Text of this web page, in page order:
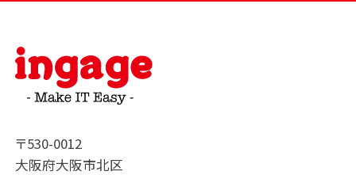
〒530-0012
大阪府大阪市北区